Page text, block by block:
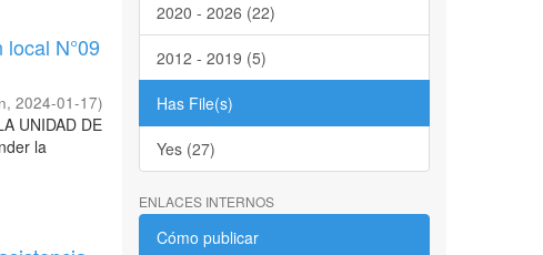
N°09
,2024-01-17)
UNIDAD DE
la
2020 - 2026 (22)
2012 - 2019 (5)
Has File(s)
Yes (27)
ENLACES INTERNOS
Cómo publicar